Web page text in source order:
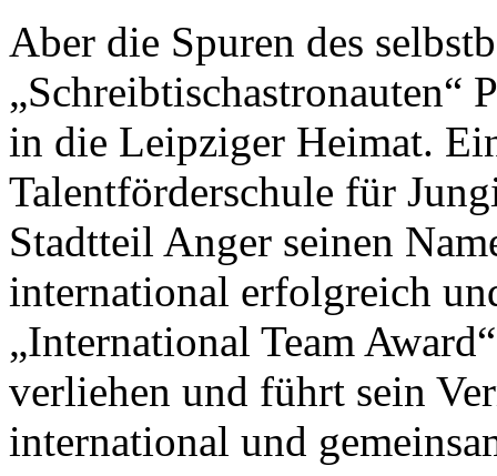
Aber die Spuren des
„Schreibtischastronauten“
in die Leipziger Heimat.
Talentförderschule für
Stadtteil Anger seinen
international erfolgreich
„International Team
verliehen und führt sein
international und